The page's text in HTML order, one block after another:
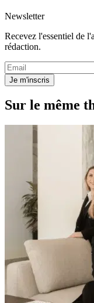
Newsletter
Recevez l'essentiel de
rédaction.
Je m'inscris
Sur le même